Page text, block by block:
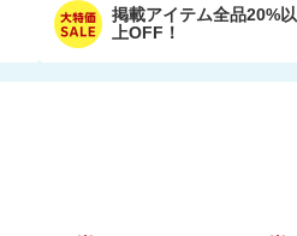
掲載アイテム全品20%以
上OFF！